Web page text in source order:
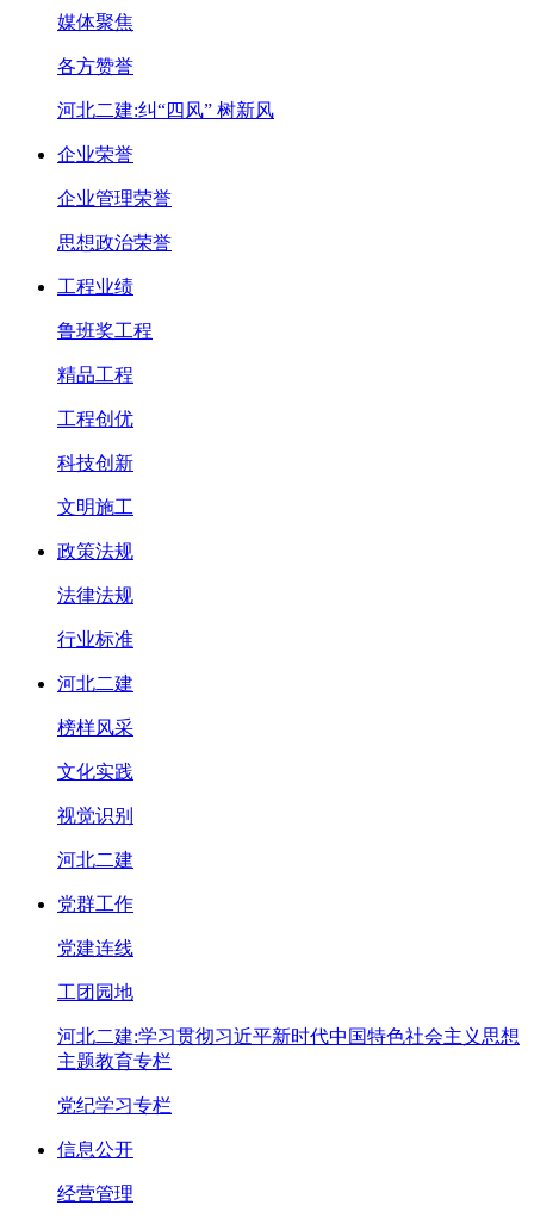
媒体聚焦
各方赞誉
河北二建:纠“四风” 树新风
企业荣誉
企业管理荣誉
思想政治荣誉
工程业绩
鲁班奖工程
精品工程
工程创优
科技创新
文明施工
政策法规
法律法规
行业标准
河北二建
榜样风采
文化实践
视觉识别
河北二建
党群工作
党建连线
工团园地
河北二建:学习贯彻习近平新时代中国特色社会主义思想
主题教育专栏
党纪学习专栏
信息公开
经营管理